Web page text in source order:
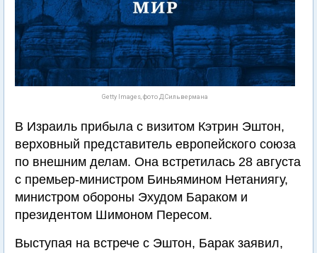
Getty Images, фото Д.Сильвермана
В Израиль прибыла с визитом Кэтрин Эштон,
верховный представитель европейского союза
по внешним делам. Она встретилась 28 августа
с премьер-министром Биньямином Нетаниягу,
министром обороны Эхудом Бараком и
президентом Шимоном Пересом.
Выступая на встрече с Эштон, Барак заявил,